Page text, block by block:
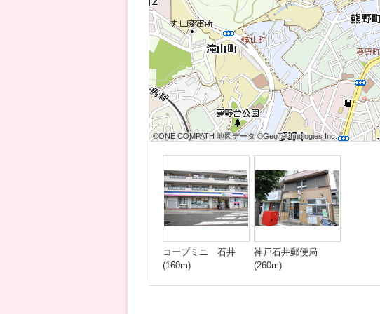
©ONE COMPATH 地図データ ©GeoTechnologies Inc.
©ONE COMPATH 地図データ ©GeoTechnologies Inc.
©ONE COMPATH 地図データ ©GeoTechnologies Inc.
©ONE COMPATH 地図データ ©GeoTechnologies Inc.
©ONE COMPATH 地図データ ©GeoTechnologies Inc.
©ONE COMPATH 地図データ ©GeoTechnologies Inc.
©ONE COMPATH 地図データ ©GeoTechnologies Inc.
©ONE COMPATH 地図データ ©GeoTechnologies Inc.
©ONE COMPATH 地図データ ©GeoTechnologies Inc.
コープミニ 石井
(160m)
神戸石井郵便局
(260m)